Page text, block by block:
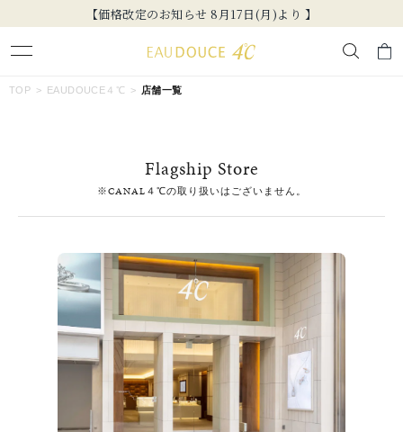
【価格改定のお知らせ 8月17日(月)より 】
#ハーフエタニティリング
EAU DOUCE４℃
カテゴリー すべてのジュエリー
TOP EAUDOUCE４℃ 店舗一覧
Flagship Store
※CANAL４℃の取り扱いはございません。